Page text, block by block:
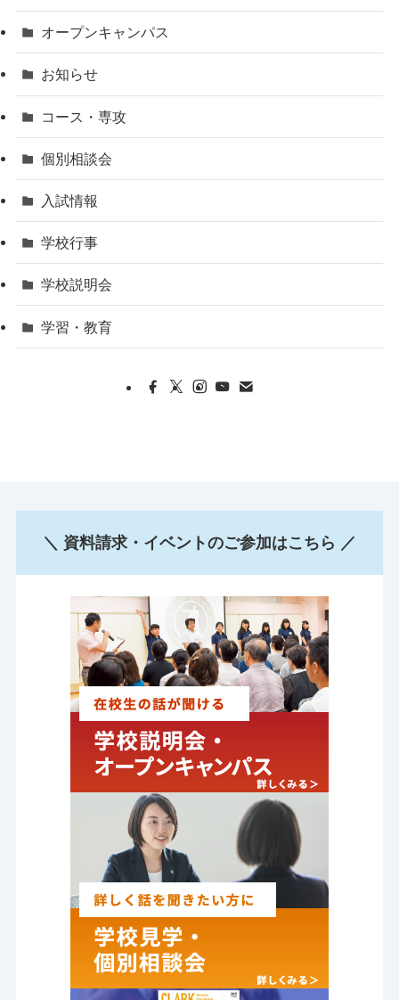
オープンキャンパス
お知らせ
コース・専攻
個別相談会
入試情報
学校行事
学校説明会
学習・教育
＼ 資料請求・イベントのご参加はこちら ／